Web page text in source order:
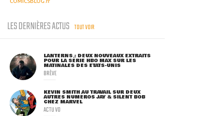
LES DERNIÈRES ACTUS TOUT VOIR
LANTERNS : DEUX NOUVEAUX EXTRAITS
POUR LA SÉRIE HBO MAX SUR LES
MATINALES DES ETATS-UNIS
BRÈVE
KEVIN SMITH AU TRAVAIL SUR DEUX
AUTRES NUMÉROS JAY & SILENT BOB
CHEZ MARVEL
ACTU VO